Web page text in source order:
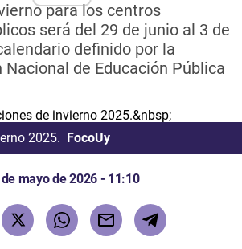
para los centros
será del 29 de junio al 3 de
definido por la
de Educación Pública
2025. FocoUy
mayo de 2026 - 11:10